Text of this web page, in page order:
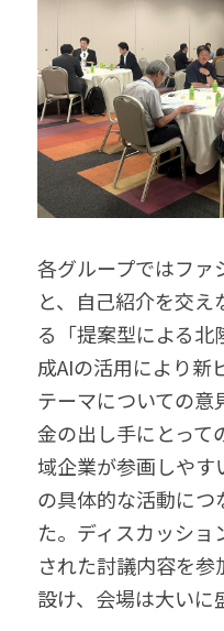
各グループではファ
と、自己紹介を交
る「提案型による
成AIの活用により新
テーマについての意
金の出し手にとって
域企業が参画しやす
の具体的な活動につ
た。ディスカッシ
された討議内容を
設け、会場は大いに